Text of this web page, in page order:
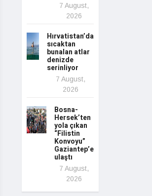
7 August,
2026
Hırvatistan’da
sıcaktan
bunalan atlar
denizde
serinliyor
7 August,
2026
Bosna-
Hersek’ten
yola çıkan
“Filistin
Konvoyu”
Gaziantep’e
ulaştı
7 August,
2026